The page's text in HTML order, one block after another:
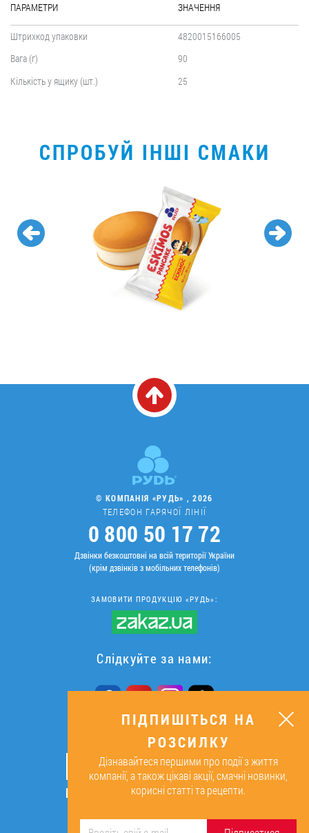
ПАРАМЕТРИ ЗНАЧЕННЯ
Штрихкод упаковки
4820015166005
Вага (г)
90
Кількість у ящику (шт.)
25
СПРОБУЙ ІНШІ СМАКИ
© КОМПАНІЯ «РУДЬ» , 2026
ТЕЛЕФОН ГАРЯЧОЇ ЛІНІЇ
0 800 50 17 72
Дзвінки безкоштовні на всій території України
(крім дзвінків з мобільних телефонів)
ЗАМОВИТИ ПРОДУКЦІЮ «РУДЬ»:
Слідкуйте за нами:
ПІДПИШІТЬСЯ НА РОЗСИЛКУ
ОК
Підписуючись, я даю згоду на
ПІДПИШІТЬСЯ НА
РОЗСИЛКУ
Дізнавайтеся першими про події з життя
компанії, а також цікаві акції, смачні новинки,
корисні статті та рецепти.